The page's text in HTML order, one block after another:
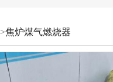
>焦炉煤气燃烧器